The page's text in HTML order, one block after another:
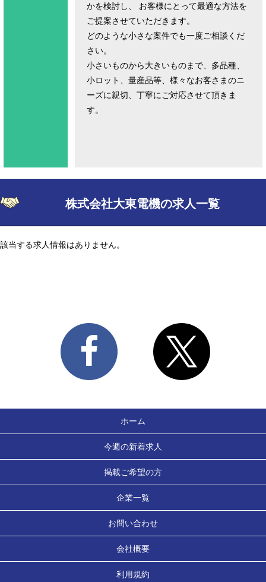
かを検討し、 お客様にとって最適な方法を
ご提案させていただきます。
どのような小さな案件でも一度ご相談くだ
さい。
小さいものから大きいものまで、多品種、
小ロット、量産品等、様々なお客さまのニ
ーズに親切、丁寧にご対応させて頂きま
す。
株式会社大東電機の求人一覧
該当する求人情報はありません。
ホーム
今週の新着求人
掲載ご希望の方
企業一覧
お問い合わせ
会社概要
利用規約